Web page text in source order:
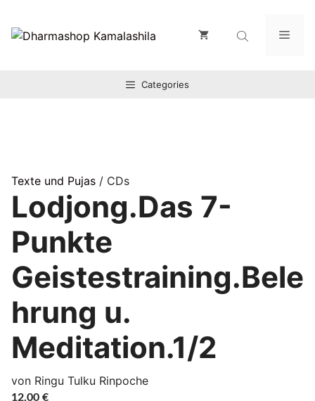
Inhalt
springen
Categories
Texte und Pujas / CDs
Lodjong.Das 7-
Punkte
Geistestraining.Bele
hrung u.
Meditation.1/2
von Ringu Tulku Rinpoche
12,00 €